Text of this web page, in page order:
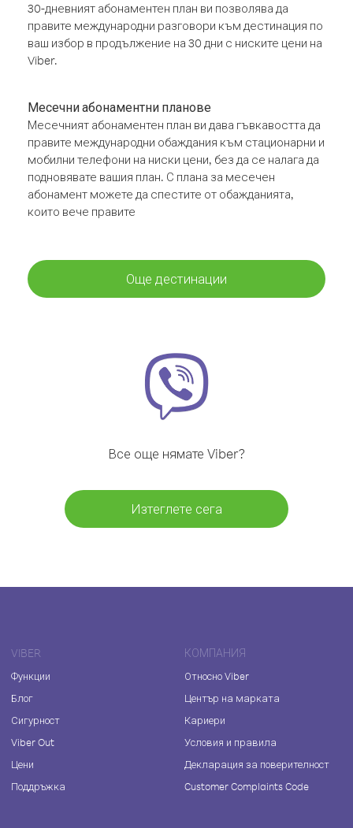
30-дневният абонаментен план ви позволява да
правите международни разговори към дестинация по
ваш избор в продължение на 30 дни с ниските цени на
Viber.
Месечни абонаментни планове
Месечният абонаментен план ви дава гъвкавостта да
правите международни обаждания към стационарни и
мобилни телефони на ниски цени, без да се налага да
подновявате вашия план. С плана за месечен
абонамент можете да спестите от обажданията,
които вече правите
Още дестинации
Все още нямате Viber?
Изтеглете сега
VIBER
Функции
Блог
Сигурност
Viber Out
Цени
Поддръжка
КОМПАНИЯ
Относно Viber
Център на марката
Кариери
Условия и правила
Декларация за поверителност
Customer Complaints Code